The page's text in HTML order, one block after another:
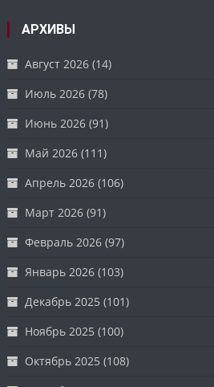
АРХИВЫ
Август 2026 (14)
Июль 2026 (78)
Июнь 2026 (91)
Май 2026 (111)
Апрель 2026 (106)
Март 2026 (91)
Февраль 2026 (97)
Январь 2026 (103)
Декабрь 2025 (101)
Ноябрь 2025 (100)
Октябрь 2025 (108)